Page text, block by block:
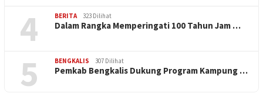
4 BERITA 323 Dilihat
Dalam Rangka Memperingati 100 Tahun Jam …
5 BENGKALIS 307 Dilihat
Pemkab Bengkalis Dukung Program Kampung …